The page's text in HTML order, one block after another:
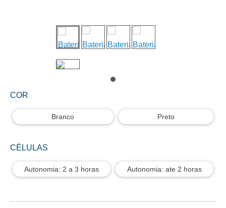
COR
Branco Preto
CÉLULAS
Autonomia: 2 a 3 horas Autonomia: ate 2 horas